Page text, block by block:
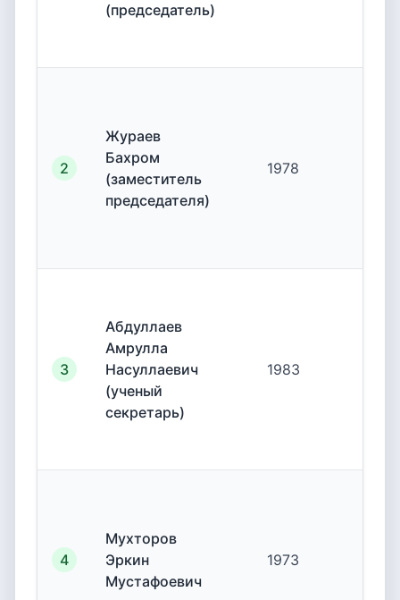
(председатель)
2
Жураев
Бахром
(заместитель
председателя)
1978
3
Абдуллаев
Амрулла
Насуллаевич
(ученый
секретарь)
1983
4
Мухторов
Эркин
Мустафоевич
1973